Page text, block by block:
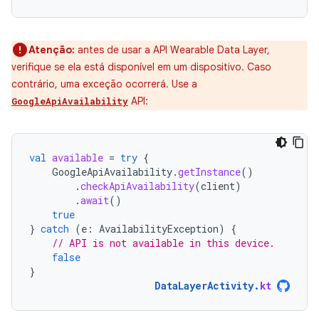
Atenção: antes de usar a API Wearable Data Layer,
verifique se ela está disponível em um dispositivo. Caso
contrário, uma exceção ocorrerá. Use a
GoogleApiAvailability API:
val available = try {
GoogleApiAvailability.getInstance()
.checkApiAvailability(client)
.await()
true
} catch (e : AvailabilityException)
{
// API is not available in this device.
false
}
DataLayerActivity. kt